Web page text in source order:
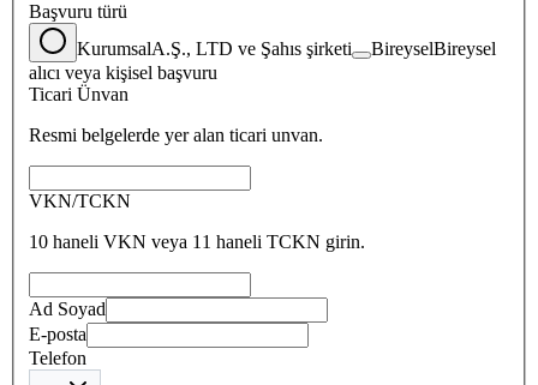
Başvuru türü
KurumsalA.Ş., LTD ve Şahıs şirketi BireyselBireysel
alıcı veya kişisel başvuru
Ticari Ünvan
Resmi belgelerde yer alan ticari unvan.
VKN/TCKN
10 haneli VKN veya 11 haneli TCKN girin.
Ad Soyad
E-posta
Telefon